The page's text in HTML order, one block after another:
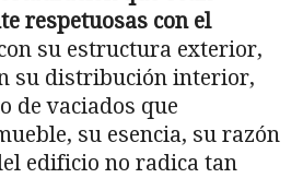
respetuosas con el
su estructura exterior,
su distribución interior,
de vaciados que
su esencia, su razón
edificio no radica tan